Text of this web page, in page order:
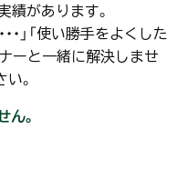
績があります。
・」「使い勝手をよくした
ーと一緒に解決しませ
。
。